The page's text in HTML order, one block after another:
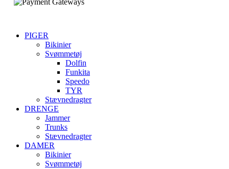
PIGER
Bikinier
Svømmetøj
Dolfin
Funkita
Speedo
TYR
Stævnedragter
DRENGE
Jammer
Trunks
Stævnedragter
DAMER
Bikinier
Svømmetøj